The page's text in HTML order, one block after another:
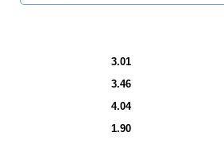
3.01
3.46
4.04
1.90